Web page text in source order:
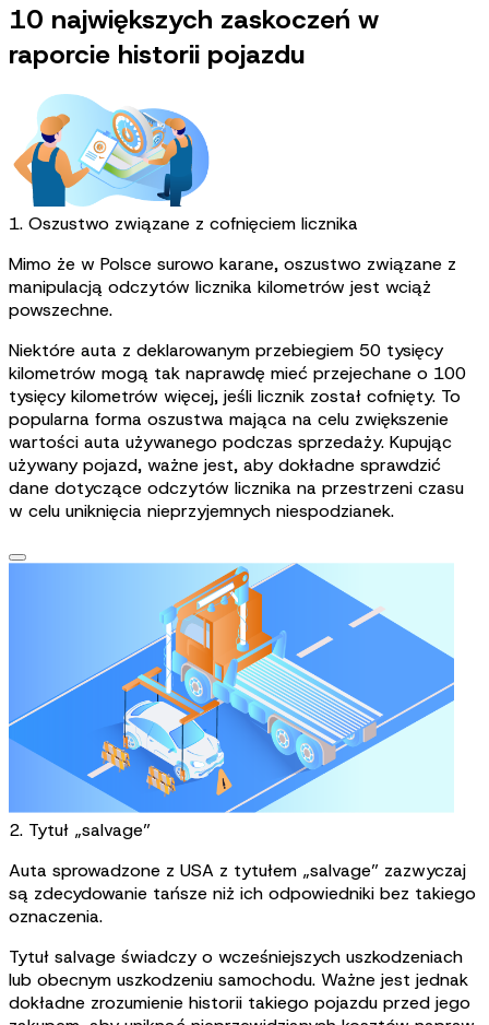
10 największych zaskoczeń w
raporcie historii pojazdu
1. Oszustwo związane z cofnięciem licznika
Mimo że w Polsce surowo karane, oszustwo związane z
manipulacją odczytów licznika kilometrów jest wciąż
powszechne.
Niektóre auta z deklarowanym przebiegiem 50 tysięcy
kilometrów mogą tak naprawdę mieć przejechane o 100
tysięcy kilometrów więcej, jeśli licznik został cofnięty. To
popularna forma oszustwa mająca na celu zwiększenie
wartości auta używanego podczas sprzedaży. Kupując
używany pojazd, ważne jest, aby dokładne sprawdzić
dane dotyczące odczytów licznika na przestrzeni czasu
w celu uniknięcia nieprzyjemnych niespodzianek.
2. Tytuł „salvage”
Auta sprowadzone z USA z tytułem „salvage” zazwyczaj
są zdecydowanie tańsze niż ich odpowiedniki bez takiego
oznaczenia.
Tytuł salvage świadczy o wcześniejszych uszkodzeniach
lub obecnym uszkodzeniu samochodu. Ważne jest jednak
dokładne zrozumienie historii takiego pojazdu przed jego